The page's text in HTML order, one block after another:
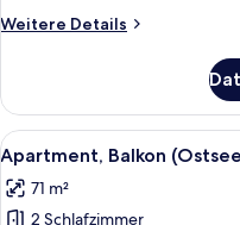
Weitere Details
Weitere
Terrasse
(Helena)
Alle
Fotos
für
12
Apartment, Balkon
71 m²
2 Schlafzimmer